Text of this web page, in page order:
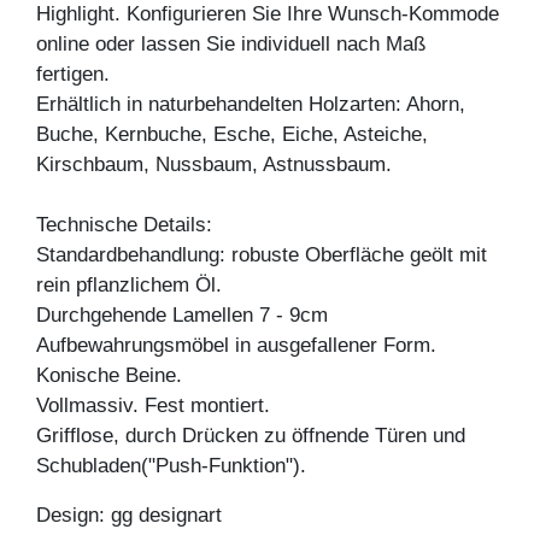
Highlight. Konfigurieren Sie Ihre Wunsch-Kommode
online oder lassen Sie individuell nach Maß
fertigen.
Erhältlich in naturbehandelten Holzarten: Ahorn,
Buche, Kernbuche, Esche, Eiche, Asteiche,
Kirschbaum, Nussbaum, Astnussbaum.
Technische Details:
Standardbehandlung: robuste Oberfläche geölt mit
rein pflanzlichem Öl.
Durchgehende Lamellen 7 - 9cm
Aufbewahrungsmöbel in ausgefallener Form.
Konische Beine.
Vollmassiv. Fest montiert.
Grifflose, durch Drücken zu öffnende Türen und
Schubladen("Push-Funktion").
Design: gg designart